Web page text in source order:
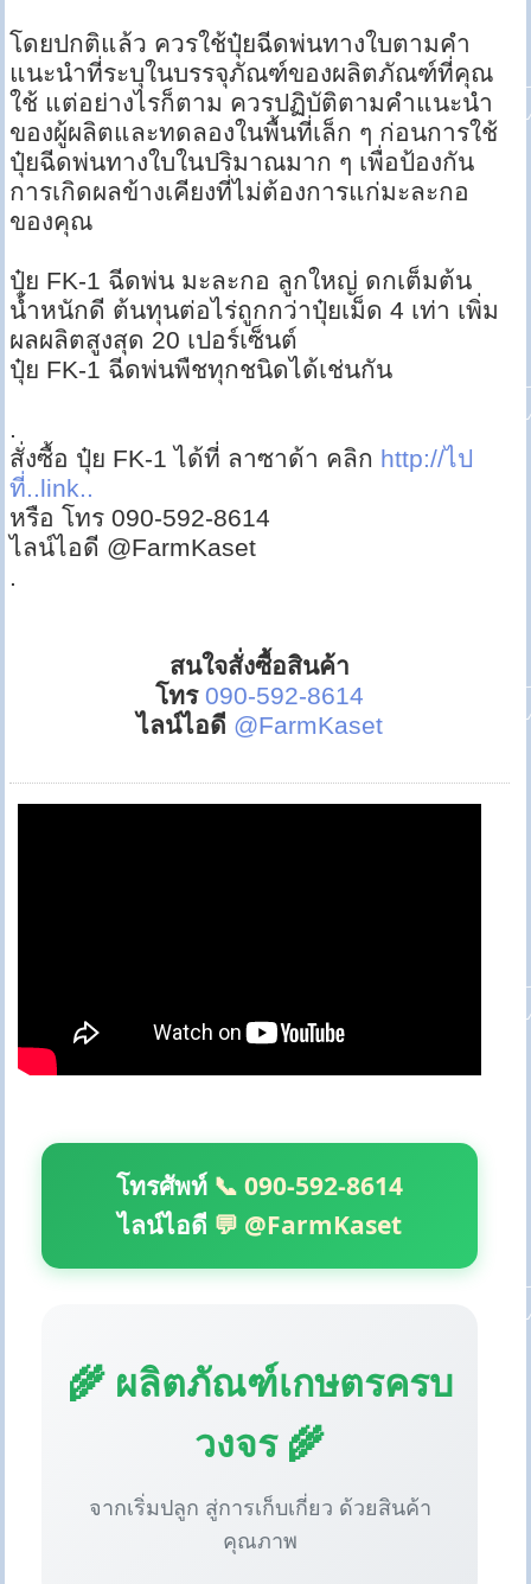
โดยปกติแล้ว ควรใช้ปุ๋ยฉีดพ่นทางใบตามคำ
แนะนำที่ระบุในบรรจุภัณฑ์ของผลิตภัณฑ์ที่คุณ
ใช้ แต่อย่างไรก็ตาม ควรปฏิบัติตามคำแนะนำ
ของผู้ผลิตและทดลองในพื้นที่เล็ก ๆ ก่อนการใช้
ปุ๋ยฉีดพ่นทางใบในปริมาณมาก ๆ เพื่อป้องกัน
การเกิดผลข้างเคียงที่ไม่ต้องการแก่มะละกอ
ของคุณ
ปุ๋ย FK-1 ฉีดพ่น มะละกอ ลูกใหญ่ ดกเต็มต้น
น้ำหนักดี ต้นทุนต่อไร่ถูกกว่าปุ๋ยเม็ด 4 เท่า เพิ่ม
ผลผลิตสูงสุด 20 เปอร์เซ็นต์
ปุ๋ย FK-1 ฉีดพ่นพืชทุกชนิดได้เช่นกัน
.
สั่งซื้อ ปุ๋ย FK-1 ได้ที่ ลาซาด้า คลิก http://ไป
ที่..link..
หรือ โทร 090-592-8614
ไลน์ไอดี @FarmKaset
.
สนใจสั่งซื้อสินค้า
โทร 090-592-8614
ไลน์ไอดี @FarmKaset
โทรศัพท์ 📞 090-592-8614
ไลน์ไอดี 💬 @FarmKaset
🌾 ผลิตภัณฑ์เกษตรครบ
วงจร 🌾
จากเริ่มปลูก สู่การเก็บเกี่ยว ด้วยสินค้า
คุณภาพ